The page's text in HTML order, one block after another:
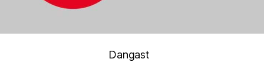
Kategorien
Dangast